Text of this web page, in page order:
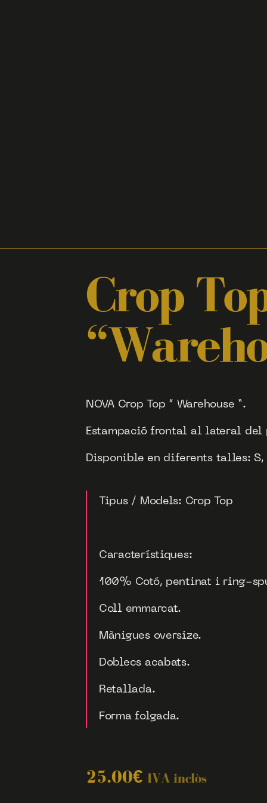
Crop
NOVA Crop Top ” Warehouse “.
Estampació frontal al lateral del
Disponible en diferents talles: S,
Tipus / Models: Crop Top
Característiques:
100% Cotó, pentinat i ring-
Coll emmarcat.
Mànigues oversize.
Doblecs acabats.
Retallada.
Forma folgada.
25.00€ IVA inclòs